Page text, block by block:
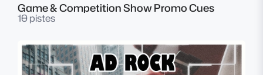
Game & Competition Show Promo Cues
10 pistes